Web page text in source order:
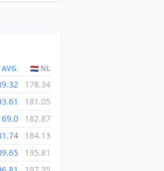
🇳🇱 NL
178.34
181.05
182.87
184.13
195.81